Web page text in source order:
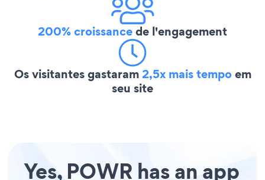
200% croissancede l'engagement
Os visitantes gastaram2,5x mais tempoem
seu site
Yes, POWR has an app